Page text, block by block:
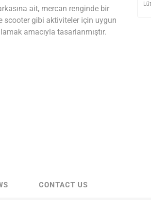
ait, mercan renginde bir
scooter gibi aktiviteler için uygun
amacıyla tasarlanmıştır.
CONTACT US